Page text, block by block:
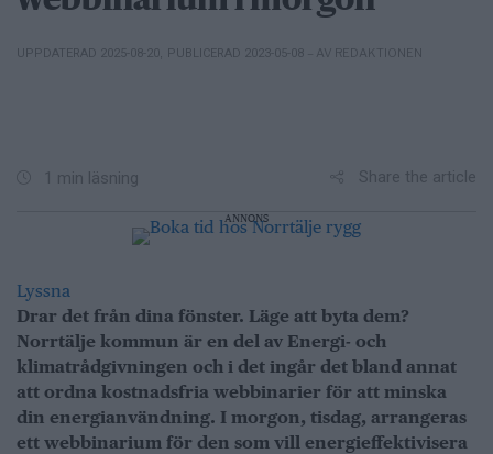
UPPDATERAD 2025-08-20 PUBLICERAD 2023-05-08 – AV REDAKTIONEN
1 min läsning Share the article
ANNONS
Lyssna
Drar det från dina fönster. Läge att byta dem?
Norrtälje kommun är en del av Energi- och
klimatrådgivningen och i det ingår det bland annat
att ordna kostnadsfria webbinarier för att minska
din energianvändning. I morgon, tisdag, arrangeras
ett webbinarium för den som vill energieffektivisera